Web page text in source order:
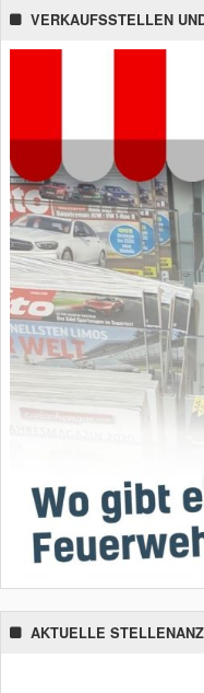
VERKAUFSSTELLEN
AKTUELLE